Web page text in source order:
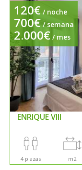
120€ / noche
700€ / semana
2.000€ / mes
ENRIQUE VIII
4 plazas m2